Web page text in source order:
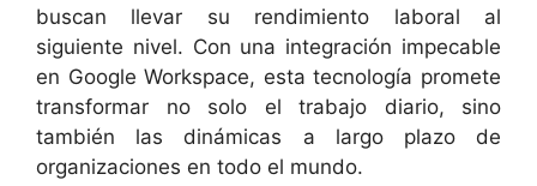
buscan llevar su rendimiento laboral al
siguiente nivel. Con una integración impecable
en Google Workspace, esta tecnología promete
transformar no solo el trabajo diario, sino
también las dinámicas a largo plazo de
organizaciones en todo el mundo.